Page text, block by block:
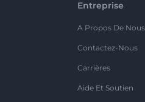
Entreprise
A Propos De Nous
Contactez-Nous
Carrières
Aide Et Soutien